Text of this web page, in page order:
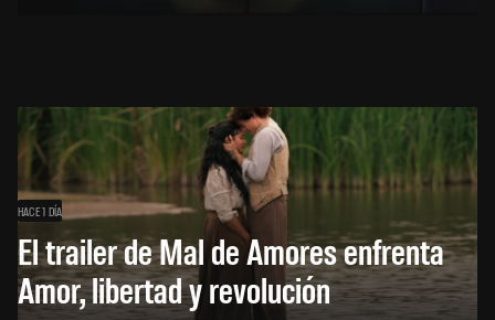
HACE 1 DÍA
El trailer de Mal de Amores enfrenta
Amor, libertad y revolución